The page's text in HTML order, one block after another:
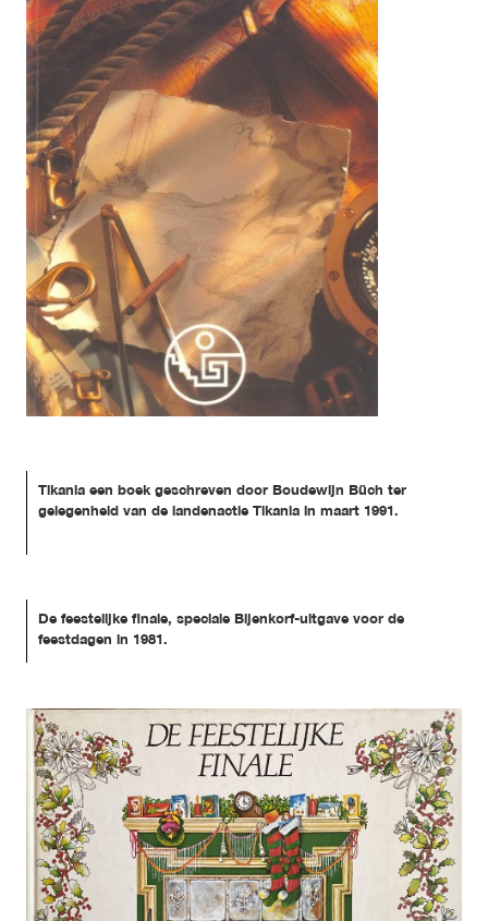
Tikania een boek geschreven door Boudewijn Büch ter
gelegenheid van de landenactie Tikania in maart 1991.
De feestelijke finale, speciale Bijenkorf-uitgave voor de
feestdagen in 1981.